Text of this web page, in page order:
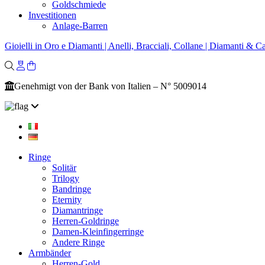
Goldschmiede
Investitionen
Anlage-Barren
Gioielli in Oro e Diamanti | Anelli, Bracciali, Collane | Diamanti &
Genehmigt von der Bank von Italien – N° 5009014
Ringe
Solitär
Trilogy
Bandringe
Eternity
Diamantringe
Herren-Goldringe
Damen-Kleinfingerringe
Andere Ringe
Armbänder